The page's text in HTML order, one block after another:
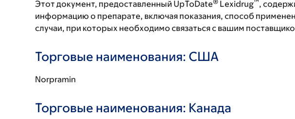
Этот документ, предоставленный UpToDate® Lexidrug™,
информацию о препарате, включая показания, способ
случаи, при которых необходимо связаться с вашим
Торговые наименования: США
Norpramin
Торговые наименования: Канада